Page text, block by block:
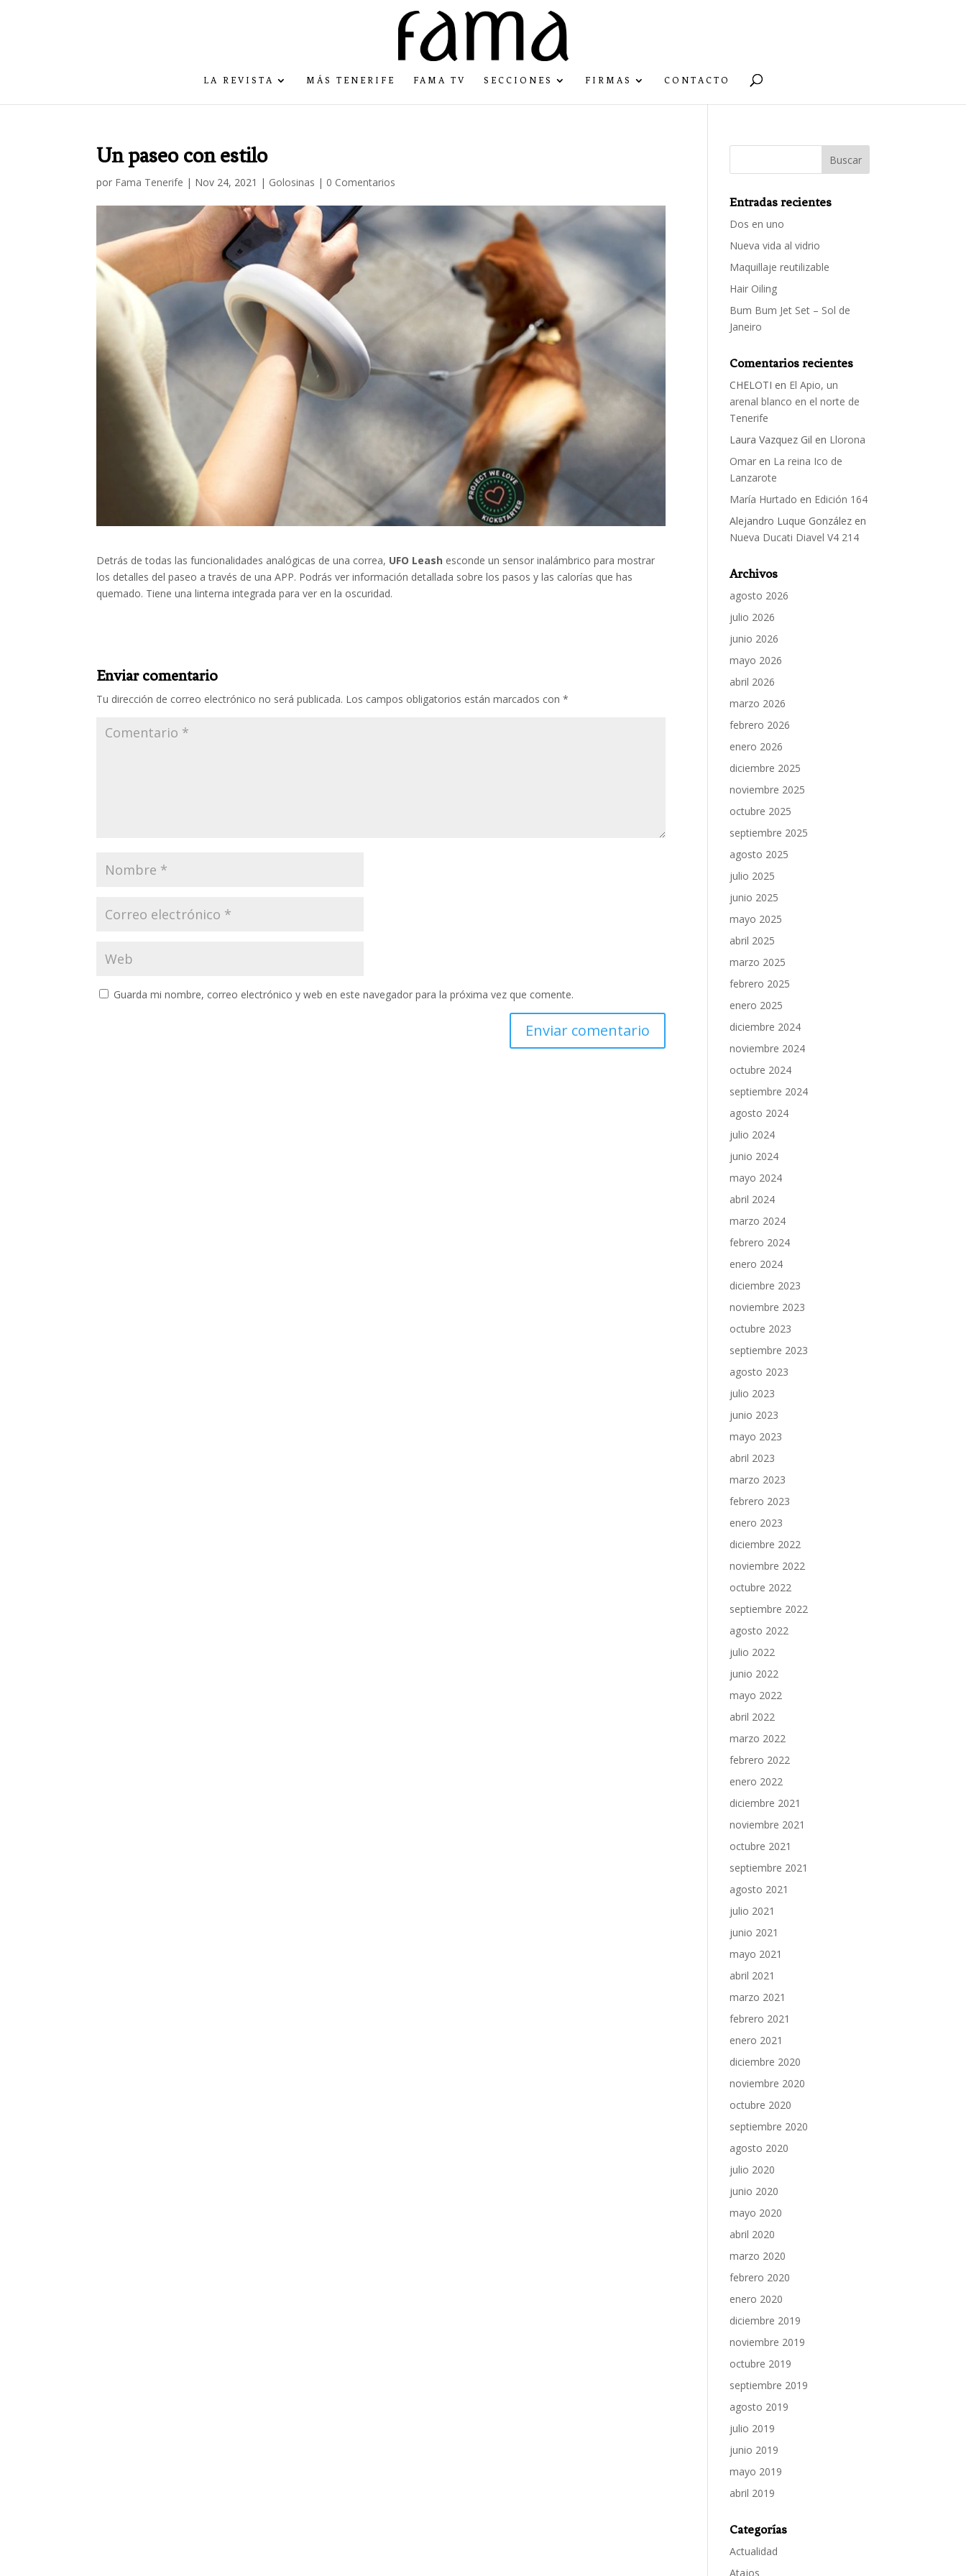
LA REVISTA MÁS TENERIFE FAMA TV SECCIONES FIRMAS CONTACTO
Un paseo con estilo
por Fama Tenerife | Nov 24, 2021 | Golosinas | 0 Comentarios
Detrás de todas las funcionalidades analógicas de una correa, UFO Leash esconde un sensor inalámbrico para mostrar
los detalles del paseo a través de una APP. Podrás ver información detallada sobre los pasos y las calorías que has
quemado. Tiene una linterna integrada para ver en la oscuridad.
Enviar comentario
Tu dirección de correo electrónico no será publicada. Los campos obligatorios están marcados con*
Guarda mi nombre, correo electrónico y web en este navegador para la próxima vez que comente.
Entradas recientes
Dos en uno
Nueva vida al vidrio
Maquillaje reutilizable
Hair Oiling
Bum Bum Jet Set – Sol de
Janeiro
Comentarios recientes
CHELOTI en El Apio, un
arenal blanco en el norte de
Tenerife
Laura Vazquez Gil en Llorona
Omar en La reina Ico de
Lanzarote
María Hurtado en Edición 164
Alejandro Luque González en
Nueva Ducati Diavel V4 214
Archivos
agosto 2026
julio 2026
junio 2026
mayo 2026
abril 2026
marzo 2026
febrero 2026
enero 2026
diciembre 2025
noviembre 2025
octubre 2025
septiembre 2025
agosto 2025
julio 2025
junio 2025
mayo 2025
abril 2025
marzo 2025
febrero 2025
enero 2025
diciembre 2024
noviembre 2024
octubre 2024
septiembre 2024
agosto 2024
julio 2024
junio 2024
mayo 2024
abril 2024
marzo 2024
febrero 2024
enero 2024
diciembre 2023
noviembre 2023
octubre 2023
septiembre 2023
agosto 2023
julio 2023
junio 2023
mayo 2023
abril 2023
marzo 2023
febrero 2023
enero 2023
diciembre 2022
noviembre 2022
octubre 2022
septiembre 2022
agosto 2022
julio 2022
junio 2022
mayo 2022
abril 2022
marzo 2022
febrero 2022
enero 2022
diciembre 2021
noviembre 2021
octubre 2021
septiembre 2021
agosto 2021
julio 2021
junio 2021
mayo 2021
abril 2021
marzo 2021
febrero 2021
enero 2021
diciembre 2020
noviembre 2020
octubre 2020
septiembre 2020
agosto 2020
julio 2020
junio 2020
mayo 2020
abril 2020
marzo 2020
febrero 2020
enero 2020
diciembre 2019
noviembre 2019
octubre 2019
septiembre 2019
agosto 2019
julio 2019
junio 2019
mayo 2019
abril 2019
Categorías
Actualidad
Atajos